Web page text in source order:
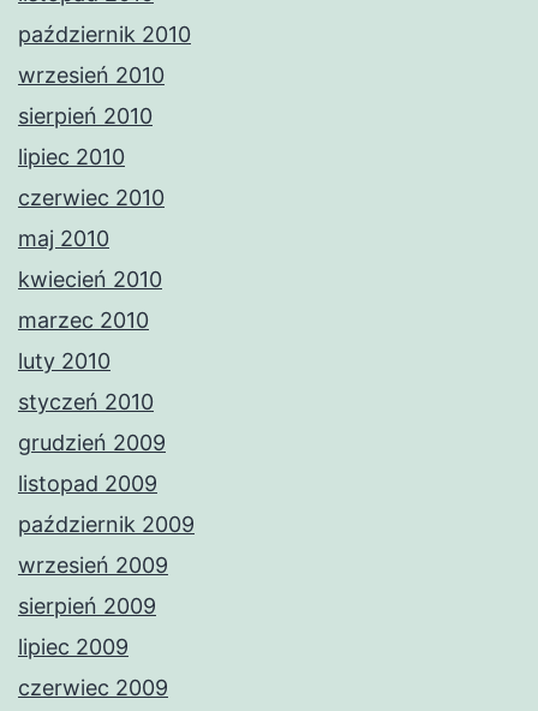
październik 2010
wrzesień 2010
sierpień 2010
lipiec 2010
czerwiec 2010
maj 2010
kwiecień 2010
marzec 2010
luty 2010
styczeń 2010
grudzień 2009
listopad 2009
październik 2009
wrzesień 2009
sierpień 2009
lipiec 2009
czerwiec 2009